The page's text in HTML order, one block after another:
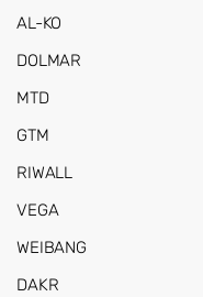
AL-KO
DOLMAR
MTD
GTM
RIWALL
VEGA
WEIBANG
DAKR